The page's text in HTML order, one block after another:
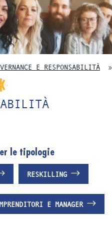
E RESPONSABILITÀ
le tipologie
RESKILLING
E MANAGER